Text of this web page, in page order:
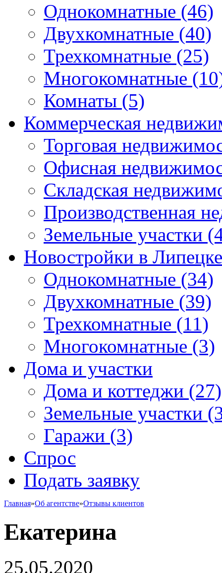
Однокомнатные (46)
Двухкомнатные (40)
Трехкомнатные (25)
Многокомнатные
Комнаты (5)
Коммерческая
Торговая
Офисная
Складская
Производственная
Земельные участки
Новостройки в Липецке
Однокомнатные (34)
Двухкомнатные (39)
Трехкомнатные (11)
Многокомнатные (3)
Дома и участки
Дома и коттеджи (27)
Земельные участки
Гаражи (3)
Спрос
Подать заявку
Главная»Об агентстве»Отзывы клиентов
Екатерина
25.05.2020